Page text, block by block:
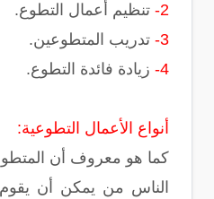
2- تنظيم أعمال التطوع.
3- تدريب المتطوعين.
4- زيادة فائدة التطوع.
أنواع الأعمال التطوعية:
كما هو معروف أن
الناس من يمكن أن